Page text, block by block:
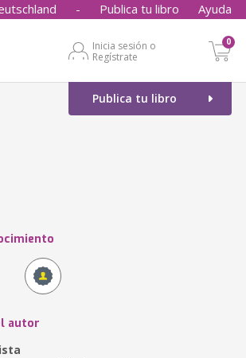
- Publica tu libro Ayuda
Inicia sesión o
Regístrate
0
Publica tu libro
autor